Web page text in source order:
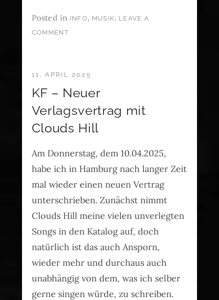
Posted in INFO , MUSIK. LEAVE A
COMMENT
KF – Neuer
Verlagsvertrag mit
Clouds Hill
11. APRIL 2025
Am Donnerstag, dem 10.04.2025,
habe ich in Hamburg nach langer Zeit
mal wieder einen neuen Vertrag
unterschrieben. Zunächst nimmt
Clouds Hill meine vielen unverlegten
Songs in den Katalog auf, doch
natürlich ist das auch Ansporn,
wieder mehr und durchaus auch
unabhängig von dem, was ich selber
gerne singen würde, zu schreiben.